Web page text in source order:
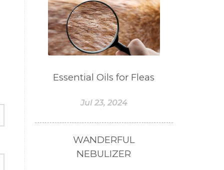
#BRAIN
#BRAIN FOG
#BRAIN POWER
#BRIGHTEN
#BROKEN
#BULAN HANTU
#BULANAN
#BUSINESS
#BUSTER
#CALM
Essential Oils for Fleas
Jul 23, 2024
WANDERFUL
NEBULIZER